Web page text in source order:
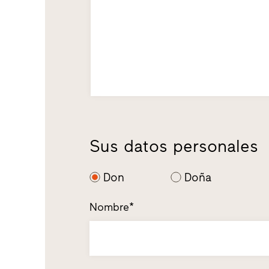
Sus datos personales
Don Doña
Nombre*